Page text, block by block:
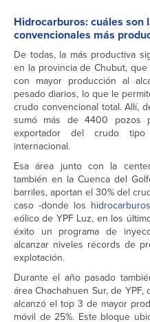
Hidrocarburos: cuáles son
convencionales más
De todas, la más productiva
en la provincia de Chubut,
con mayor producción al
pesado diarios, lo que le
crudo convencional total. Allí,
sumó más de 4400 pozos
exportador del crudo
internacional.
Esa área junto con la
también en la Cuenca del
barriles, aportan el 30% del
caso -donde los hidrocarburos
eólico de YPF Luz, en los
éxito un programa de
alcanzar niveles récords de
explotación.
Durante el año pasado
área Chachahuen Sur, de
alcanzó el top 3 de mayor
móvil de 25%. Este bloque